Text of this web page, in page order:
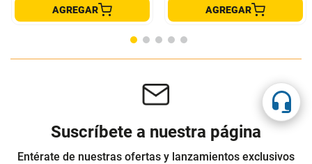
AGREGAR AGREGAR
Suscríbete a nuestra página
Entérate de nuestras ofertas y lanzamientos exclusivos